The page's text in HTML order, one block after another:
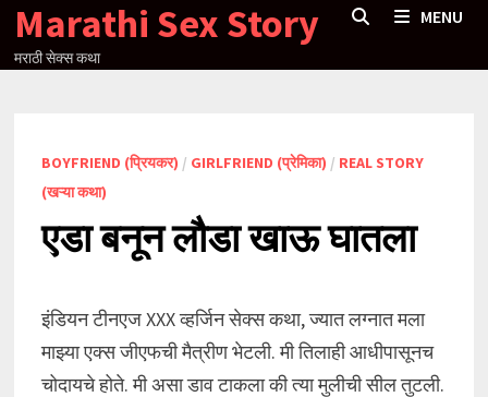
Skip
content
Marathi Sex Story
मराठी सेक्स कथा
MENU
BOYFRIEND (प्रियकर) / GIRLFRIEND (प्रेमिका) / REAL STORY
(खऱ्या कथा)
एडा बनून लौडा खाऊ घातला
इंडियन टीनएज XXX व्हर्जिन सेक्स कथा, ज्यात लग्नात मला
माझ्या एक्स जीएफची मैत्रीण भेटली. मी तिलाही आधीपासूनच
चोदायचे होते. मी असा डाव टाकला की त्या मुलीची सील तुटली.